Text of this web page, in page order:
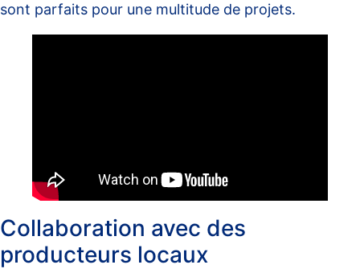
sont parfaits pour une multitude de projets.
Collaboration avec des
producteurs locaux